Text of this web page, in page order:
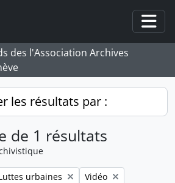
des l'Association Archives
les résultats par :
de 1 résultats
filter:
urbaines Remove filter:
Vidéo